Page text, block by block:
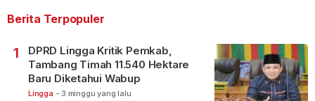
Berita Terpopuler
1
DPRD Lingga Kritik Pemkab,
Tambang Timah 11.540 Hektare
Baru Diketahui Wabup
Lingga - 3 minggu yang lalu